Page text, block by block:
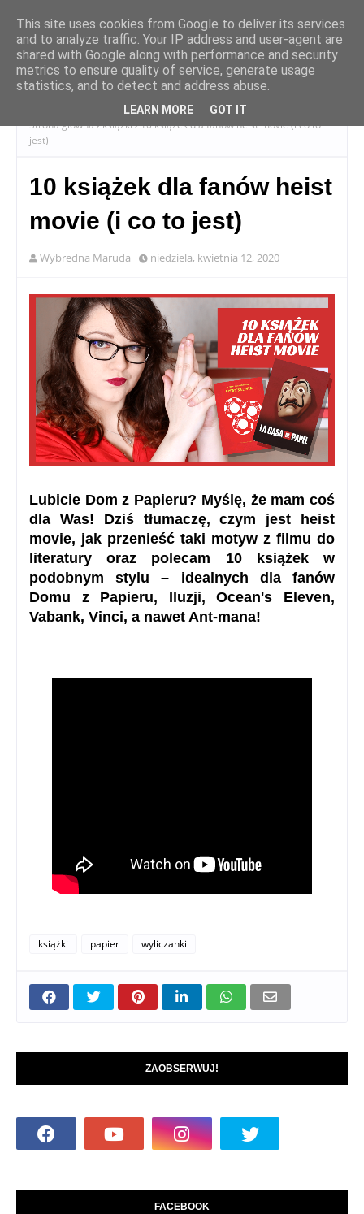
Strona główna książki 10 książek dla fanów heist movie (i co to
jest)
10 książek dla fanów heist
movie (i co to jest)
Wybredna Maruda niedziela, kwietnia 12, 2020
Lubicie Dom z Papieru? Myślę, że mam coś
dla Was! Dziś tłumaczę, czym jest heist
movie, jak przenieść taki motyw z filmu do
literatury oraz polecam 10 książek w
podobnym stylu – idealnych dla fanów
Domu z Papieru, Iluzji, Ocean's Eleven,
Vabank, Vinci, a nawet Ant-mana!
książki papier wyliczanki
ZAOBSERWUJ!
FACEBOOK
This site uses cookies from Google to deliver its services
and to analyze traffic. Your IP address and user-agent are
shared with Google along with performance and security
metrics to ensure quality of service, generate usage
statistics, and to detect and address abuse.
LEARN MORE GOT IT